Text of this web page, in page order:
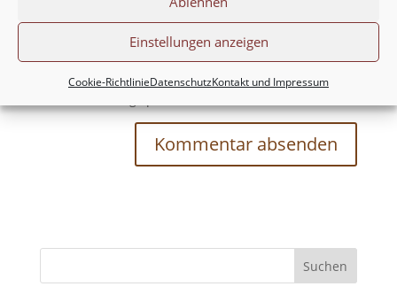
Einstellungen anzeigen
Cookie-RichtlinieDatenschutzKontakt und Impressum
Meinen Namen, meine E-Mail-Adresse und
meine Website in diesem Browser für die nächste